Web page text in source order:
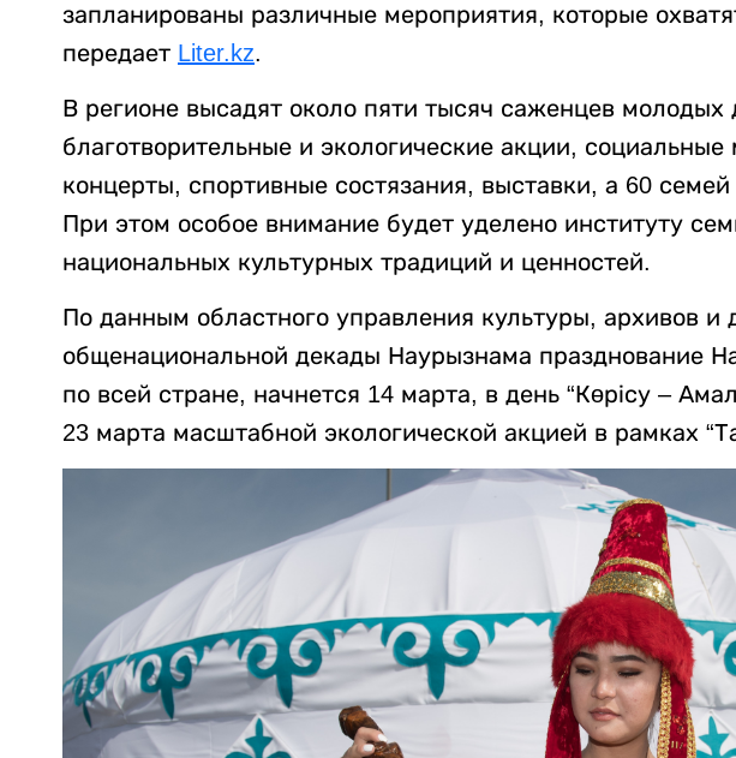
запланированы различные мероприятия, которые
передает Liter.kz.
В регионе высадят около пяти тысяч саженцев молодых
благотворительные и экологические акции,
концерты, спортивные состязания, выставки, а 60
При этом особое внимание будет уделено институту
национальных культурных традиций и ценностей.
По данным областного управления культуры, архивов и
общенациональной декады Наурызнама празднование
по всей стране, начнется 14 марта, в день “Көрісу –
23 марта масштабной экологической акцией в рамках